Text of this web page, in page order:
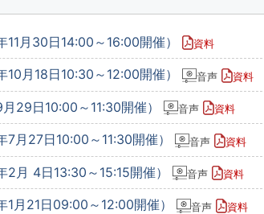
月30日14:00～16:00開催） 資料
月18日10:30～12:00開催） 音声 資料
29日10:00～11:30開催） 音声 資料
月27日10:00～11:30開催） 音声 資料
月 4日13:30～15:15開催） 音声 資料
月21日09:00～12:00開催） 音声 資料